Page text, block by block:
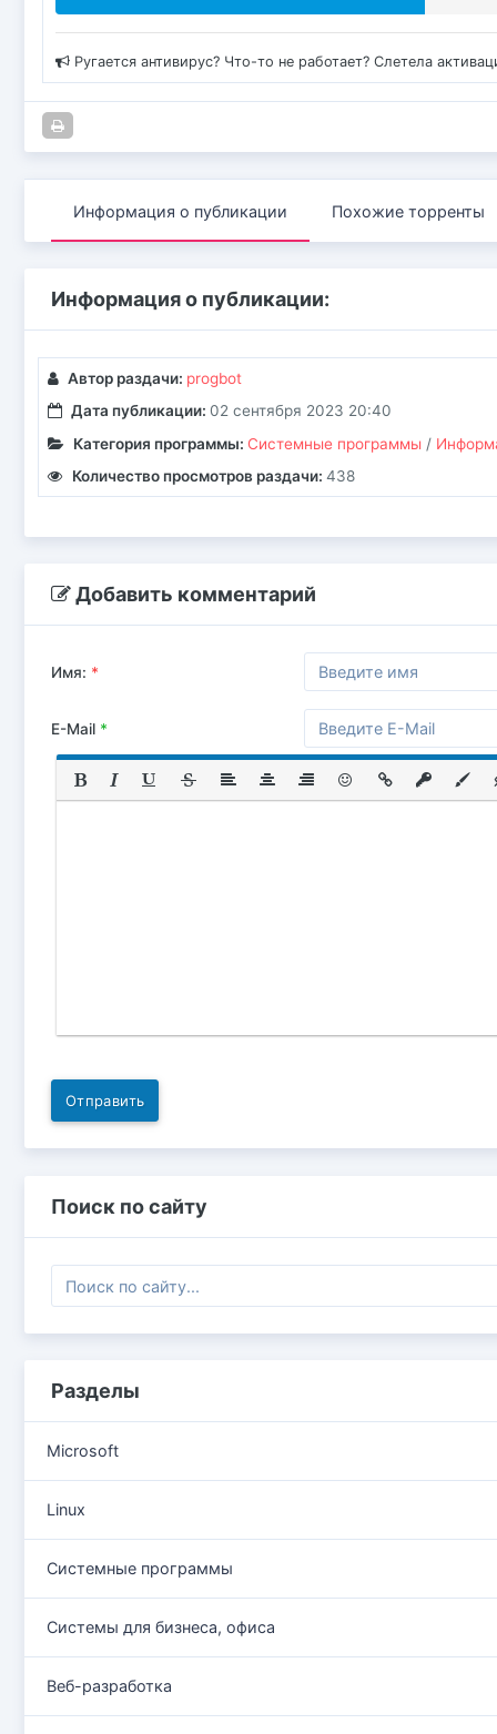
Ругается антивирус? Что-то не работает? Слетела
Информация о публикации Похожие торренты
Информация о публикации:
Автор раздачи: progbot
Дата публикации: 02 сентября 2023 20:40
Категория программы: Системные программы/
Количество просмотров раздачи: 438
Добавить комментарий
Имя: *
E-Mail *
Отправить
Поиск по сайту
Разделы
Microsoft
Linux
Системные программы
Системы для бизнеса, офиса
Веб-разработка